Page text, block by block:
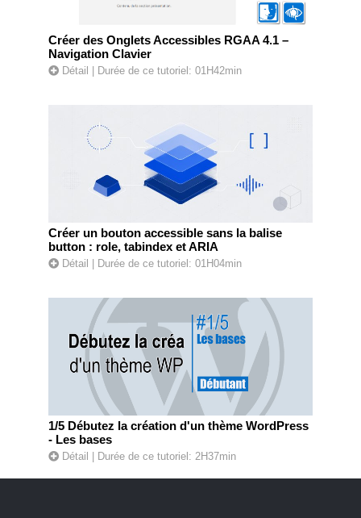
Créer des Onglets Accessibles RGAA 4.1 –
Navigation Clavier
Détail | Durée de ce tutoriel: 01H42min
Créer un bouton accessible sans la balise
button : role, tabindex et ARIA
Détail | Durée de ce tutoriel: 01H04min
1/5 Débutez la création d'un thème WordPress
- Les bases
Détail | Durée de ce tutoriel: 2H37min